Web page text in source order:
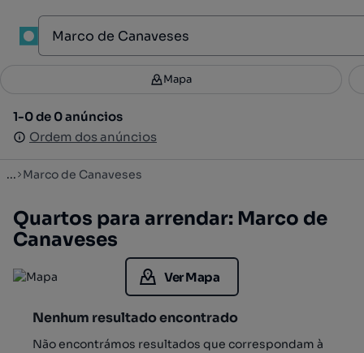
Filtros 3
1-0 de 0 anúncios
Ordem dos anúncios
Mapa
1-0 de 0 anúncios
Ordem dos anúncios
... Marco de Canaveses
Quartos para arrendar: Marco de
Canaveses
Ver Mapa
Nenhum resultado encontrado
Não encontrámos resultados que correspondam à